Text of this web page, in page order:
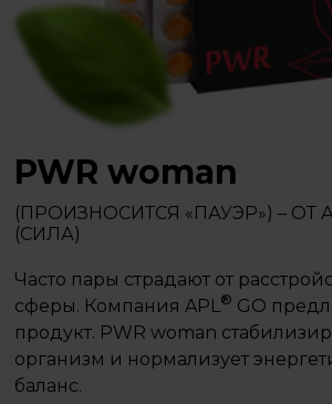
PWR woman
(ПРОИЗНОСИТСЯ «ПАУЭР») – ОТ
(СИЛА)
Часто пары страдают от
сферы. Компания APL® GO
продукт. PWR woman
организм и нормализует
баланс.